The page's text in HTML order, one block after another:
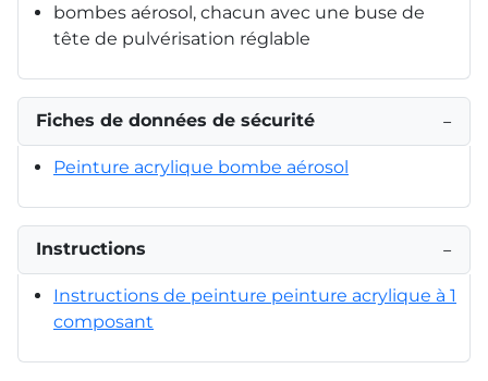
bombes aérosol, chacun avec une buse de
tête de pulvérisation réglable
Fiches de données de sécurité −
Peinture acrylique bombe aérosol
Instructions −
Instructions de peinture peinture acrylique à 1
composant